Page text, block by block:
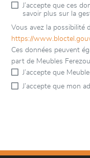
J’accepte que ces
savoir plus sur la
Vous avez la possibilité
https://
Ces données peuvent
part de Meubles
J’accepte que
J’accepte que mon